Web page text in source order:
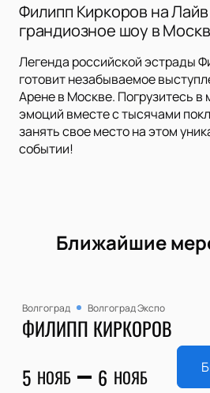
Филипп Киркоров на
грандиозное шоу в
Легенда российской эстрады
готовит незабываемое
Арене в Москве. Погрузитесь в
эмоций вместе с тысячами
занять свое место на этом
событии!
Ближайшие
Волгоград Волгоград Экспо
ФИЛИПП КИРКОРОВ
5 НОЯБ 6 НОЯБ